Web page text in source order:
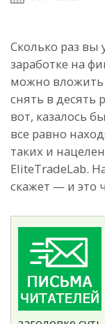
Сколько раз вы
заработке на
можно вложить
снять в десять
вот, казалось
все равно
таких и
EliteTradeLab.
скажет — и это